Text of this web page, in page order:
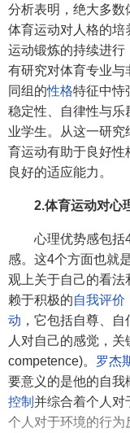
分析表明，绝大多数
体育运动对人格的
运动锻炼的持续进行
有研究对体育专业与
同组的性格特征中恃
稳定性、自律性与乐
业学生。从这一研
育运动有助于良好性
良好的适应能力。
2.体育运动对心
心理优势感包括4
感。这4个方面也就
观上关于自己的看法
赖于积极的自我评价
动 ，它包括自尊、自
人对自己的感觉，关
competence)。 罗杰
要意义的是他的自我
控制 并综合着个人对
个人对于环境的行为